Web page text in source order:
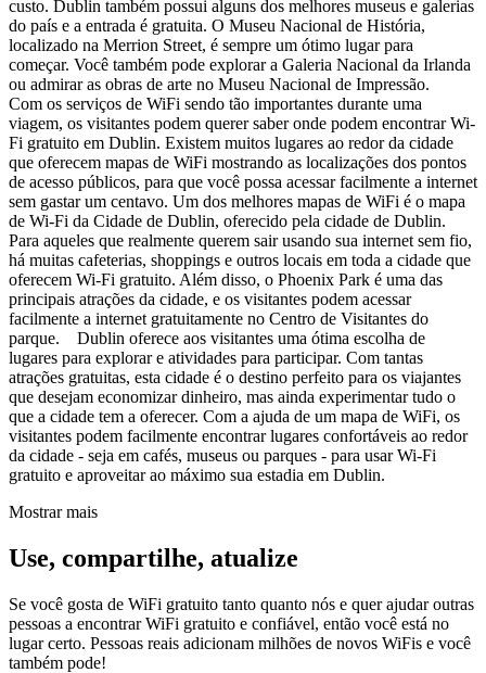
custo. Dublin também possui alguns dos melhores museus e galerias
do país e a entrada é gratuita. O Museu Nacional de História,
localizado na Merrion Street, é sempre um ótimo lugar para
começar. Você também pode explorar a Galeria Nacional da Irlanda
ou admirar as obras de arte no Museu Nacional de Impressão.
Com os serviços de WiFi sendo tão importantes durante uma
viagem, os visitantes podem querer saber onde podem encontrar Wi-
Fi gratuito em Dublin. Existem muitos lugares ao redor da cidade
que oferecem mapas de WiFi mostrando as localizações dos pontos
de acesso públicos, para que você possa acessar facilmente a internet
sem gastar um centavo. Um dos melhores mapas de WiFi é o mapa
de Wi-Fi da Cidade de Dublin, oferecido pela cidade de Dublin.
Para aqueles que realmente querem sair usando sua internet sem fio,
há muitas cafeterias, shoppings e outros locais em toda a cidade que
oferecem Wi-Fi gratuito. Além disso, o Phoenix Park é uma das
principais atrações da cidade, e os visitantes podem acessar
facilmente a internet gratuitamente no Centro de Visitantes do
parque. Dublin oferece aos visitantes uma ótima escolha de
lugares para explorar e atividades para participar. Com tantas
atrações gratuitas, esta cidade é o destino perfeito para os viajantes
que desejam economizar dinheiro, mas ainda experimentar tudo o
que a cidade tem a oferecer. Com a ajuda de um mapa de WiFi, os
visitantes podem facilmente encontrar lugares confortáveis ao redor
da cidade - seja em cafés, museus ou parques - para usar Wi-Fi
gratuito e aproveitar ao máximo sua estadia em Dublin.
Mostrar mais
Use, compartilhe, atualize
Se você gosta de WiFi gratuito tanto quanto nós e quer ajudar outras
pessoas a encontrar WiFi gratuito e confiável, então você está no
lugar certo. Pessoas reais adicionam milhões de novos WiFis e você
também pode!